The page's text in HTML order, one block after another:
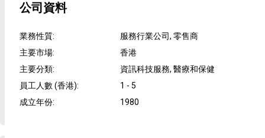
公司資料
業務性質:
服務行業公司, 零售商
主要市場:
香港
主要分類:
資訊科技服務, 醫療和保健
員工人數 (香港):
1 - 5
成立年份: 1980